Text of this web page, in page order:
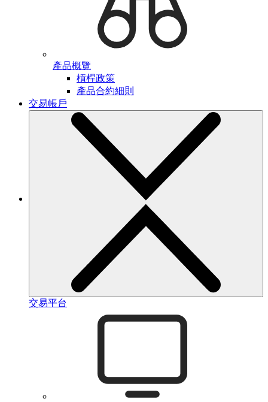
產品概覽
槓桿政策
產品合約細則
交易帳戶
交易平台